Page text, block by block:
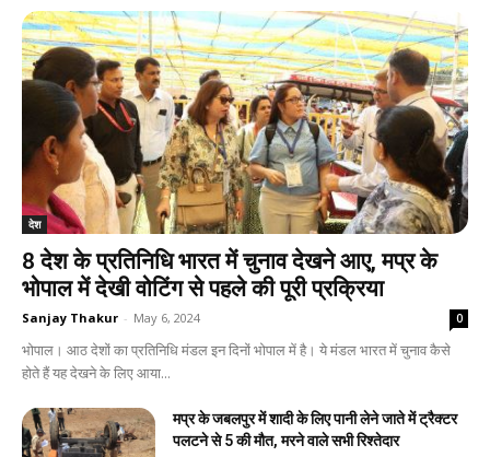
देश
8 देश के प्रतिनिधि भारत में चुनाव देखने आए, मप्र के
भोपाल में देखी वोटिंग से पहले की पूरी प्रक्रिया
Sanjay Thakur - May 6, 2024 0
भोपाल। आठ देशों का प्रतिनिधि मंडल इन दिनों भोपाल में है। ये मंडल भारत में चुनाव कैसे
होते हैं यह देखने के लिए आया...
मप्र के जबलपुर में शादी के लिए पानी लेने जाते में ट्रैक्टर
पलटने से 5 की मौत, मरने वाले सभी रिश्तेदार